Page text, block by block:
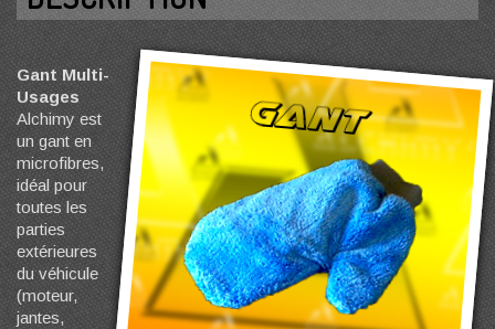
Gant Multi-
Usages
Alchimy est
un gant en
microfibres,
idéal pour
toutes les
parties
extérieures
du véhicule
(moteur,
jantes,